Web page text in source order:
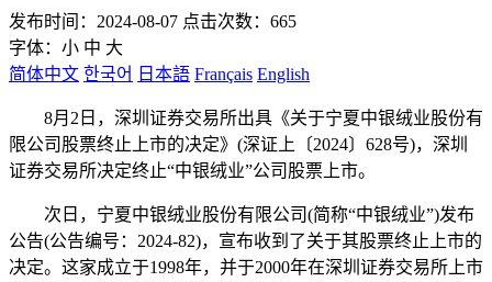
发布时间：2024-08-07 点击次数：665
字体： 小 中 大
简体中文 한국어 日本語 Français English
8月2日，深圳证券交易所出具《关于宁夏中银绒业股份有
限公司股票终止上市的决定》(深证上〔2024〕628号)，深圳
证券交易所决定终止“中银绒业”公司股票上市。
次日，宁夏中银绒业股份有限公司(简称“中银绒业”)发布
公告(公告编号：2024-82)，宣布收到了关于其股票终止上市的
决定。这家成立于1998年，并于2000年在深圳证券交易所上市